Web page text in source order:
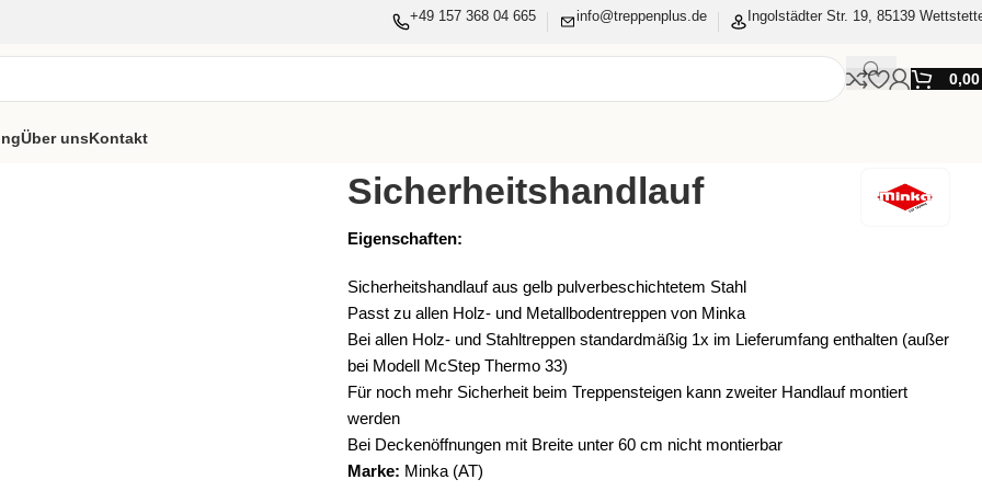
+49 157 368 04 665 info@treppenplus.de Ingolstädter Str. 19, 85139
Über unsKontakt
Sicherheitshandlauf
Eigenschaften:
Sicherheitshandlauf aus gelb pulverbeschichtetem Stahl
Passt zu allen Holz- und Metallbodentreppen von Minka
Bei allen Holz- und Stahltreppen standardmäßig 1x im Lieferumfang enthalten (außer
bei Modell McStep Thermo 33)
Für noch mehr Sicherheit beim Treppensteigen kann zweiter Handlauf montiert
werden
Bei Deckenöffnungen mit Breite unter 60 cm nicht montierbar
Marke: Minka (AT)